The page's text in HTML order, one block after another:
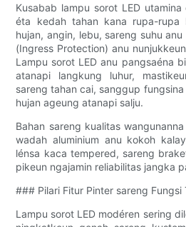
Kusabab lampu sorot LED
éta kedah tahan kana rupa-rupa
hujan, angin, lebu, sareng suhu
(Ingress Protection) anu
Lampu sorot LED anu pangsaéna
atanapi langkung luhur,
sareng tahan cai, sanggup
hujan ageung atanapi salju.
Bahan sareng kualitas
wadah aluminium anu kokoh
lénsa kaca tempered, sareng
pikeun ngajamin reliabilitas jangka
### Pilari Fitur Pinter sareng Fungsi
Lampu sorot LED modéren sering